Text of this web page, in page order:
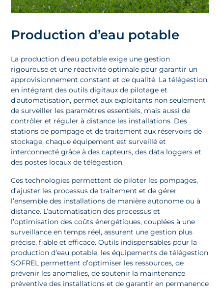
Production d’eau potable
La production d’eau potable exige une gestion
rigoureuse et une réactivité optimale pour garantir un
approvisionnement constant et de qualité. La télégestion,
en intégrant des outils digitaux de pilotage et
d’automatisation, permet aux exploitants non seulement
de surveiller les paramètres essentiels, mais aussi de
contrôler et réguler à distance les installations. Des
stations de pompage et de traitement aux réservoirs de
stockage, chaque équipement est surveillé et
interconnecté grâce à des capteurs, des data loggers et
des postes locaux de télégestion.
Ces technologies permettent de piloter les pompages,
d’ajuster les processus de traitement et de gérer
l’ensemble des installations de manière autonome ou à
distance. L’automatisation des processus et
l’optimisation des coûts énergétiques, couplées à une
surveillance en temps réel, assurent une gestion plus
précise, fiable et efficace. Outils indispensables pour la
production d’eau potable, les équipements de télégestion
SOFREL permettent d’optimiser les ressources, de
prévenir les anomalies, de soutenir la maintenance
préventive des installations et de garantir en permanence